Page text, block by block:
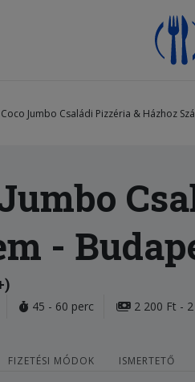
Coco Jumbo Családi Pizzéria & Házhoz
-
45 - 60 perc 2 200 Ft -
FIZETÉSI MÓDOK ISMERTETŐ